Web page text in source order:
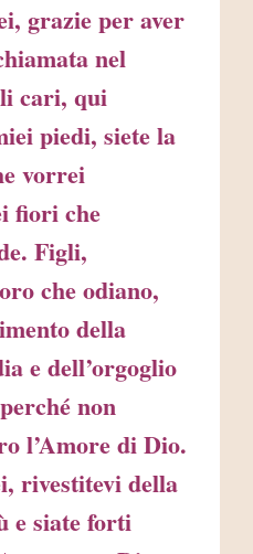
grazie per aver
nel
cari, qui
piedi, siete la
vorrei
fiori che
Figli,
che odiano,
della
e dell’orgoglio
non
l’Amore di Dio.
rivestitevi della
e siate forti